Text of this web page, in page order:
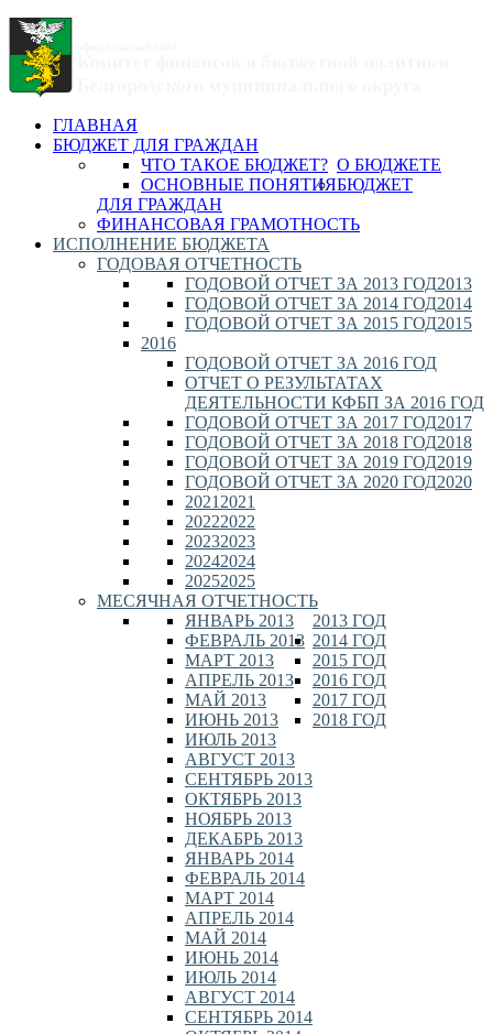
ГЛАВНАЯ
БЮДЖЕТ ДЛЯ ГРАЖДАН
О БЮДЖЕТЕ
ЧТО ТАКОЕ БЮДЖЕТ?
ОСНОВНЫЕ ПОНЯТИЯБЮДЖЕТ
ДЛЯ ГРАЖДАН
ФИНАНСОВАЯ ГРАМОТНОСТЬ
ИСПОЛНЕНИЕ БЮДЖЕТА
ГОДОВАЯ ОТЧЕТНОСТЬ
2013
ГОДОВОЙ ОТЧЕТ ЗА 2013 ГОД
2014
ГОДОВОЙ ОТЧЕТ ЗА 2014 ГОД
2015
ГОДОВОЙ ОТЧЕТ ЗА 2015 ГОД
2016
ГОДОВОЙ ОТЧЕТ ЗА 2016 ГОД
ОТЧЕТ О РЕЗУЛЬТАТАХ
ДЕЯТЕЛЬНОСТИ КФБП ЗА 2016 ГОД
2017
ГОДОВОЙ ОТЧЕТ ЗА 2017 ГОД
2018
ГОДОВОЙ ОТЧЕТ ЗА 2018 ГОД
2019
ГОДОВОЙ ОТЧЕТ ЗА 2019 ГОД
2020
ГОДОВОЙ ОТЧЕТ ЗА 2020 ГОД
2021
2021
2022
2022
2023
2023
2024
2024
2025
2025
МЕСЯЧНАЯ ОТЧЕТНОСТЬ
2013 ГОД
ЯНВАРЬ 2013
ФЕВРАЛЬ 2013
МАРТ 2013
АПРЕЛЬ 2013
МАЙ 2013
ИЮНЬ 2013
ИЮЛЬ 2013
АВГУСТ 2013
СЕНТЯБРЬ 2013
ОКТЯБРЬ 2013
НОЯБРЬ 2013
ДЕКАБРЬ 2013
2014 ГОД
ЯНВАРЬ 2014
ФЕВРАЛЬ 2014
МАРТ 2014
АПРЕЛЬ 2014
МАЙ 2014
ИЮНЬ 2014
ИЮЛЬ 2014
АВГУСТ 2014
СЕНТЯБРЬ 2014
2015 ГОД
2016 ГОД
2017 ГОД
2018 ГОД